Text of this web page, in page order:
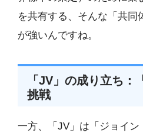
を共有する、そんな「共同
が強いんですね。
「JV」の成り立ち：
挑戦
一方、「JV」は「ジョイ